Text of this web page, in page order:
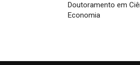
Doutoramento em
Economia